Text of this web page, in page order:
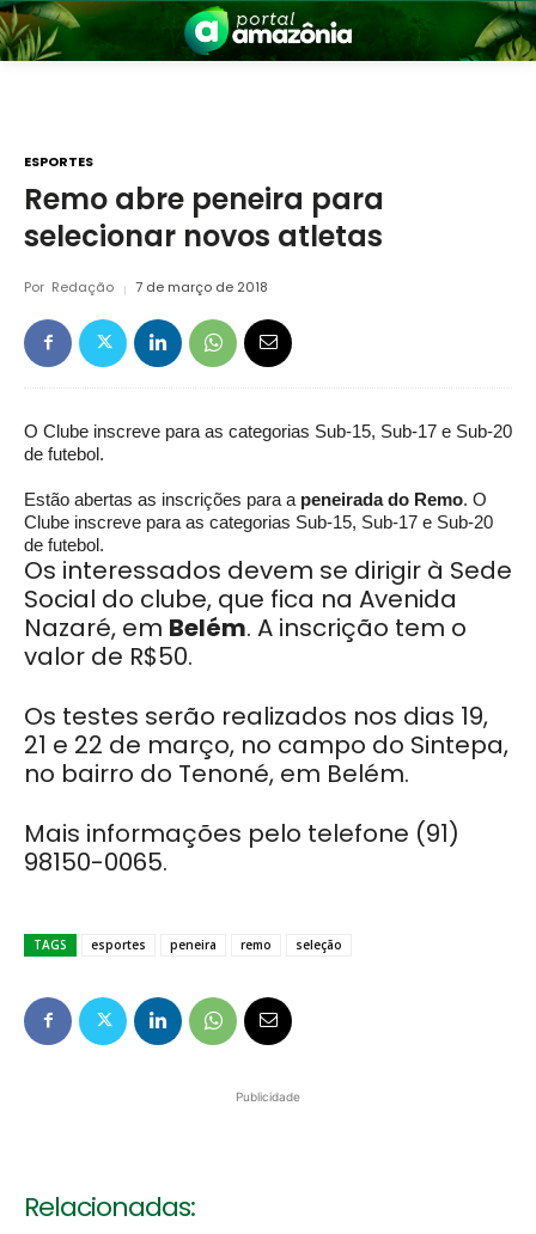
ESPORTES
Remo abre peneira para
selecionar novos atletas
Por Redação 7 de março de 2018
O Clube inscreve para as categorias Sub-15, Sub-17 e Sub-20
de futebol.
Estão abertas as inscrições para a peneirada do Remo. O
Clube inscreve para as categorias Sub-15, Sub-17 e Sub-20
de futebol.
Os interessados devem se dirigir à Sede
Social do clube, que fica na Avenida
Nazaré, em Belém. A inscrição tem o
valor de R$50.
Os testes serão realizados nos dias 19,
21 e 22 de março, no campo do Sintepa,
no bairro do Tenoné, em Belém.
Mais informações pelo telefone (91)
98150-0065.
TAGS esportes peneira remo seleção
Publicidade
Relacionadas: